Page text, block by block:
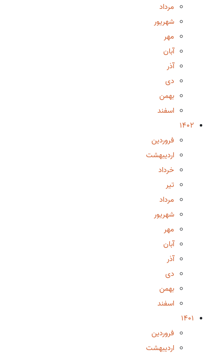
مرداد
شهریور
مهر
آبان
آذر
دی
بهمن
اسفند
1402
فروردین
اردیبهشت
خرداد
تیر
مرداد
شهریور
مهر
آبان
آذر
دی
بهمن
اسفند
1401
فروردین
اردیبهشت